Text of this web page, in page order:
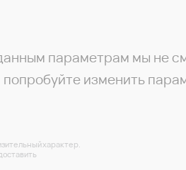
параметрам мы не
попробуйте изменить
характер.